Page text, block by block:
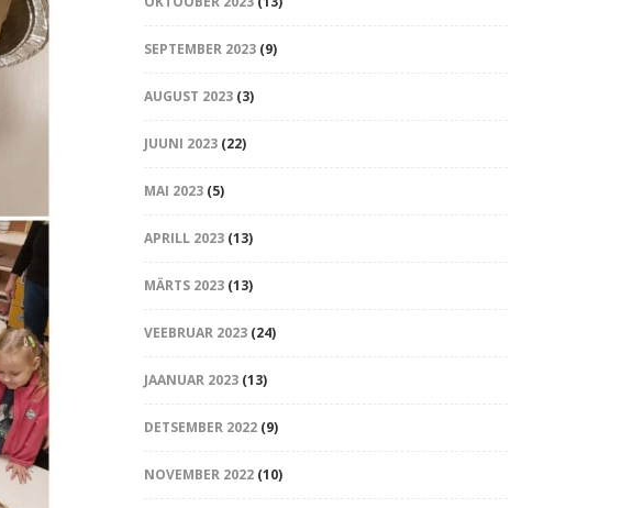
SEPTEMBER 2023(9)
AUGUST 2023(3)
JUUNI 2023(22)
MAI 2023(5)
APRILL 2023(13)
MÄRTS 2023(13)
VEEBRUAR 2023(24)
JAANUAR 2023(13)
DETSEMBER 2022(9)
NOVEMBER 2022(10)